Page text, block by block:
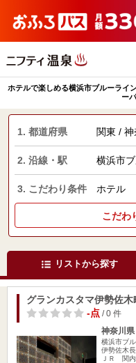
ホテルで楽しめる横浜市ブルーライ
ー
1. 都道府県 関東 / 神
2. 沿線・駅 横浜市
3. こだわり条件 ホテル
こだわ
リストから探す
グランカスタマ伊勢佐木
-点/ 0 件
神奈川
横浜市ブ
伊勢佐木
ＪＲ 関